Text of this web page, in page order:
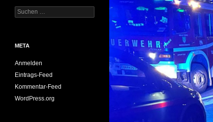
Suchen
nach:
META
Anmelden
Eintrags-Feed
Kommentar-Feed
WordPress.org